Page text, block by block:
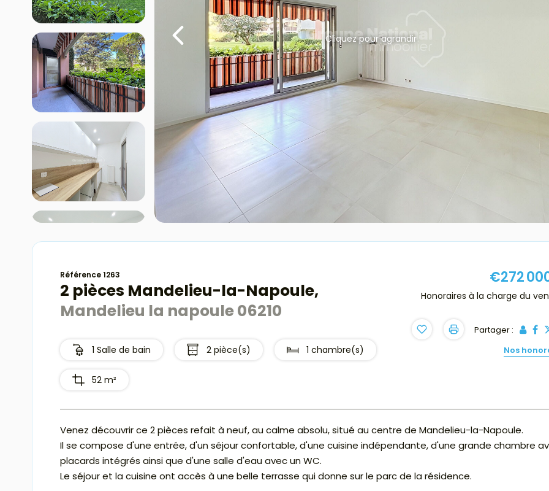
Cliquez pour agrandir
Référence 1263
2 pièces Mandelieu-la-Napoule,
Mandelieu la napoule 06210
1 Salle de bain 2 pièce(s) 1 chambre(s)
52 m²
€272
Honoraires à la charge du
Partager :
Nos
Venez découvrir ce 2 pièces refait à neuf, au calme absolu, situé au centre de Mandelieu-la-Napoule.
Il se compose d'une entrée, d'un séjour confortable, d'une cuisine indépendante, d'une grande chambre
placards intégrés ainsi que d'une salle d'eau avec un WC.
Le séjour et la cuisine ont accès à une belle terrasse qui donne sur le parc de la résidence.